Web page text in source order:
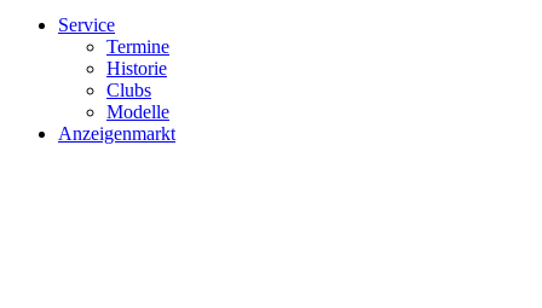
Service
Termine
Historie
Clubs
Modelle
Anzeigenmarkt